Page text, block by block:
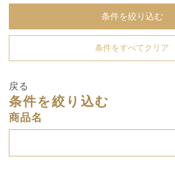
条件を絞り込む
条件をすべてクリア
戻る
条件を絞り込む
商品名